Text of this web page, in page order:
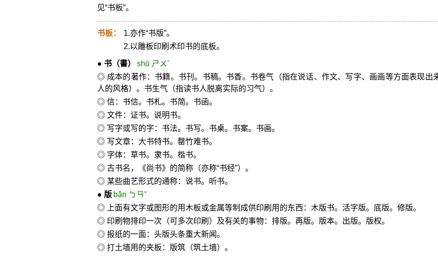
见“书板”。
书板：
1.亦作“书版”。
2.以雕板印刷术印书的底板。
● 书（書）
shū ㄕㄨˉ
◎ 成本的著作：书籍。书刊。书稿。书香。书卷气（指在说话、作文、写字、画画等方面表现出
人的风格）。书生气（指读书人脱离实际的习气）。
◎ 信：书信。书札。书简。书函。
◎ 文件：证书。说明书。
◎ 写字或写的字：书法。书写。书桌。书案。书画。
◎ 写文章：大书特书。罄竹难书。
◎ 字体：草书。隶书。楷书。
◎ 古书名，《尚书》的简称（亦称“书经”）。
◎ 某些曲艺形式的通称：说书。听书。
● 版 bǎn ㄅㄢˇ
◎ 上面有文字或图形的用木板或金属等制成供印刷用的东西：木版书。活字版。底版。修版。
◎ 印刷物排印一次（可多次印刷）及有关的事物：排版。再版。版本。出版。版权。
◎ 报纸的一面：头版头条重大新闻。
◎ 打土墙用的夹板：版筑（筑土墙）。